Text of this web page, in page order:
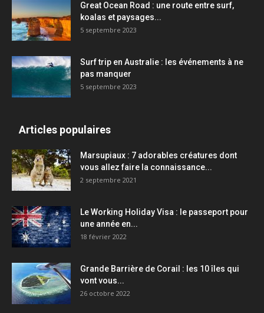
Great Ocean Road : une route entre surf,
koalas et paysages...
5 septembre 2023
Surf trip en Australie : les événements à ne
pas manquer
5 septembre 2023
Articles populaires
Marsupiaux : 7 adorables créatures dont
vous allez faire la connaissance...
2 septembre 2021
Le Working Holiday Visa : le passeport pour
une année en...
18 février 2022
Grande Barrière de Corail : les 10 îles qui
vont vous...
26 octobre 2022